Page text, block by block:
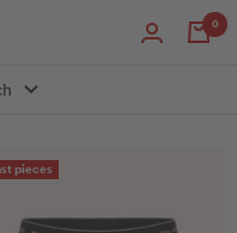
0
pieces